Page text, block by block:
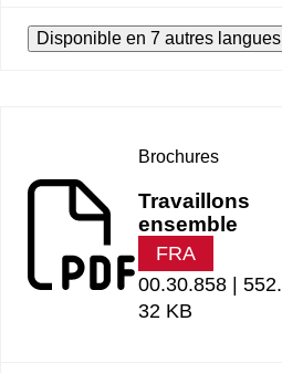
Disponible en 7 autres langues
Brochures
Travaillons
ensemble
FRA
00.30.858 | 552.
32 KB